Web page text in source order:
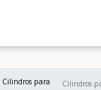
Cilindros para laminação